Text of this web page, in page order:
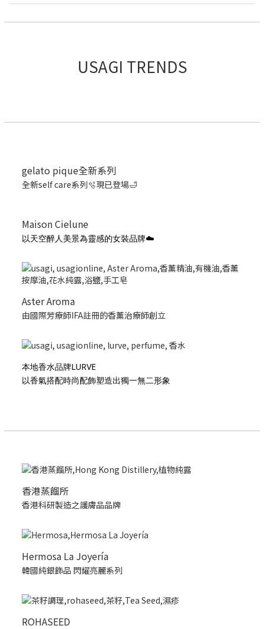
USAGI TRENDS
gelato pique全新系列
全新self care系列🫧現已登場🛁
Maison Cielune
以天空醉人美景為靈感的女裝品牌☁️
Aster Aroma
由國際芳療師IFA註冊的香薰治療師創立
本地香水品牌LURVE
以香氣搭配時尚配飾塑造出獨一無二形象
香港蒸餾所
香港科研製造之護膚品品牌
Hermosa La Joyería
韓國純銀飾品 閃耀亮麗系列
ROHASEED